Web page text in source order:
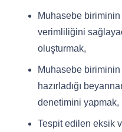
Muhasebe
verimliliğini
oluşturmak,
Muhasebe biriminin
hazırladığı
denetimini yapmak,
Tespit edilen eksik